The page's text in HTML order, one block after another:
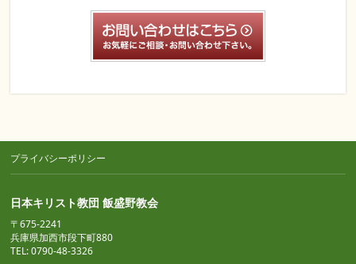
プライバシーポリシー
日本キリスト教団 飯盛野教会
〒675-2241
兵庫県加西市段下町880
TEL: 0790-48-3326